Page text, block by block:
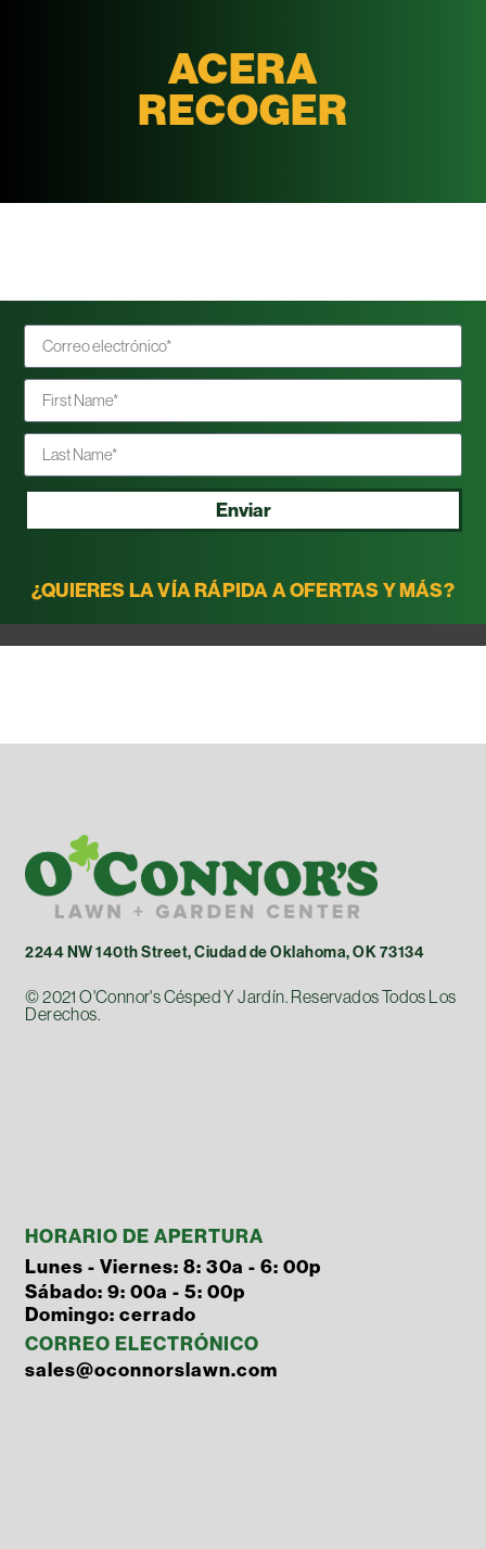
ACERA
RECOGER
¿QUIERES LA VÍA RÁPIDA A OFERTAS Y MÁS?
Enviar
2244 NW 140th Street, Ciudad de Oklahoma, OK 73134
© 2021 O'Connor's Césped Y Jardín. Reservados Todos Los
Derechos.
HORARIO DE APERTURA
Lunes - Viernes: 8: 30a - 6: 00p
Sábado: 9: 00a - 5: 00p
Domingo: cerrado
CORREO ELECTRÓNICO
sales@oconnorslawn.com